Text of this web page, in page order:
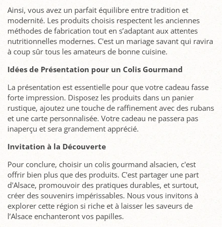
Ainsi, vous avez un parfait équilibre entre tradition et
modernité. Les produits choisis respectent les anciennes
méthodes de fabrication tout en s’adaptant aux attentes
nutritionnelles modernes. C'est un mariage savant qui ravira
à coup sûr tous les amateurs de bonne cuisine.
Idées de Présentation pour un Colis Gourmand
La présentation est essentielle pour que votre cadeau fasse
forte impression. Disposez les produits dans un panier
rustique, ajoutez une touche de raffinement avec des rubans
et une carte personnalisée. Votre cadeau ne passera pas
inaperçu et sera grandement apprécié.
Invitation à la Découverte
Pour conclure, choisir un colis gourmand alsacien, c'est
offrir bien plus que des produits. C'est partager une part
d'Alsace, promouvoir des pratiques durables, et surtout,
créer des souvenirs impérissables. Nous vous invitons à
explorer cette région si riche et à laisser les saveurs de
l’Alsace enchanteront vos papilles.